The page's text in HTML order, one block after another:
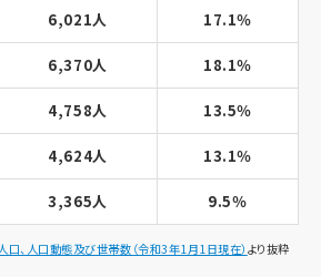
6,021人 17.1％
6,370人 18.1％
4,758人 13.5％
4,624人 13.1％
3,365人 9.5％
、人口動態及び世帯数（令和3年1月1日現在） より抜粋